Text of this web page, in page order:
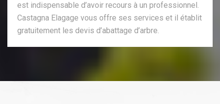
est indispensable d’avoir recours à un professionnel.
Castagna Elagage vous offre ses services et il établit
gratuitement les devis d’abattage d’arbre.